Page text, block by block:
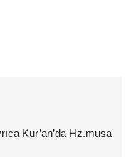
Kur’an’da Hz.musa